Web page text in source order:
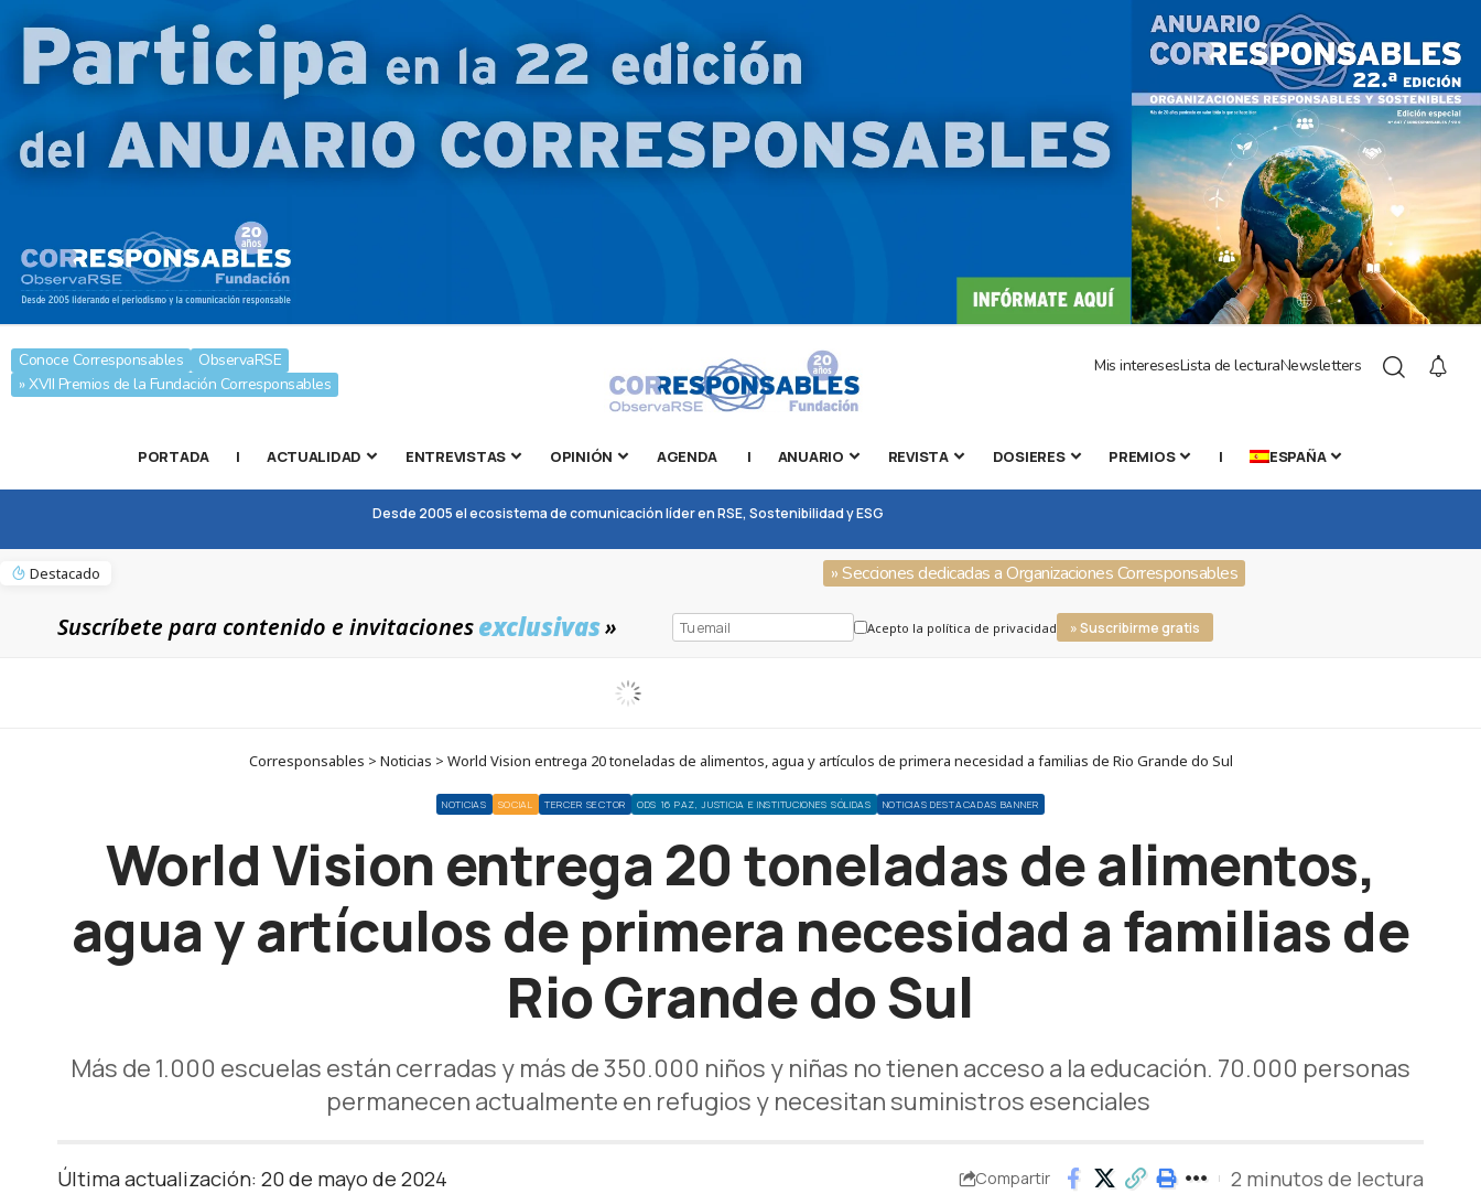
Conoce Corresponsables
ObservaRSE
» XVII Premios de la Fundación Corresponsables
Mis interesesLista de lecturaNewsletters
PORTADA | ACTUALIDAD ENTREVISTAS OPINIÓN AGENDA | ANUARIO REVISTA DOSIERES PREMIOS | ESPAÑA
Desde 2005 el ecosistema de comunicación líder en RSE, Sostenibilidad y ESG
Destacado » Secciones dedicadas a Organizaciones Corresponsables
Suscríbete para contenido e invitacionesexclusivas» Acepto la política de privacidad » Suscribirme gratis
Corresponsables > Noticias > World Vision entrega 20 toneladas de alimentos, agua y artículos de primera necesidad a familias de Rio Grande do Sul
NOTICIAS SOCIAL TERCER SECTOR ODS 16 PAZ, JUSTICIA E INSTITUCIONES SÓLIDAS NOTICIAS DESTACADAS BANNER
World Vision entrega 20 toneladas de alimentos,
agua y artículos de primera necesidad a familias de
Rio Grande do Sul
Más de 1.000 escuelas están cerradas y más de 350.000 niños y niñas no tienen acceso a la educación. 70.000 personas
permanecen actualmente en refugios y necesitan suministros esenciales
Última actualización: 20 de mayo de 2024 Compartir 2 minutos de lectura